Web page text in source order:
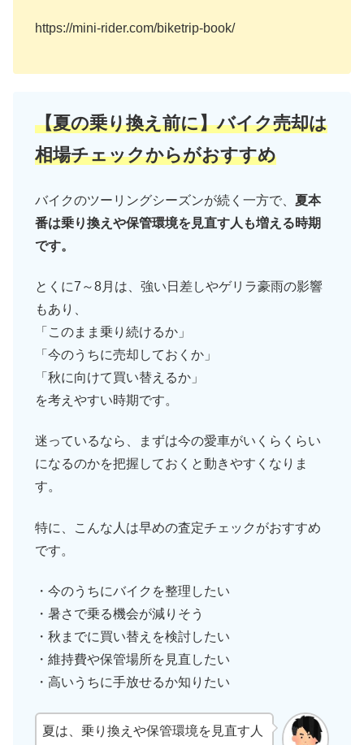
https://mini-rider.com/biketrip-book/
【夏の乗り換え前に】バイク売却は
相場チェックからがおすすめ
バイクのツーリングシーズンが続く一方で、 夏本
番は乗り換えや保管環境を見直す人も増える時期
です。
とくに7～8月は、強い日差しやゲリラ豪雨の影響
もあり、
「このまま乗り続けるか」
「今のうちに売却しておくか」
「秋に向けて買い替えるか」
を考えやすい時期です。
迷っているなら、まずは今の愛車がいくらくらい
になるのかを把握しておくと動きやすくなりま
す。
特に、こんな人は早めの査定チェックがおすすめ
です。
・今のうちにバイクを整理したい
・暑さで乗る機会が減りそう
・秋までに買い替えを検討したい
・維持費や保管場所を見直したい
・高いうちに手放せるか知りたい
夏は、乗り換えや保管環境を見直す人